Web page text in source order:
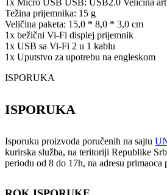
1x Micro USB USB: USB2.0 Veličina
Težina prijemnika: 15 g
Veličina paketa: 15,0 * 8,0 * 3,0 cm
1x bežični Vi-Fi displej prijemnik
1x USB sa Vi-Fi 2 u 1 kablu
1x Uputstvo za upotrebu na engleskom
ISPORUKA
ISPORUKA
Isporuku proizvoda poručenih na sajtu
kurirska služba, na teritoriji Republike
periodu od 8 do 17h, na adresu primaoca